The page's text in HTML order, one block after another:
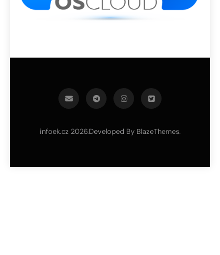
infoek.cz 2026.Developed By BlazeThemes.